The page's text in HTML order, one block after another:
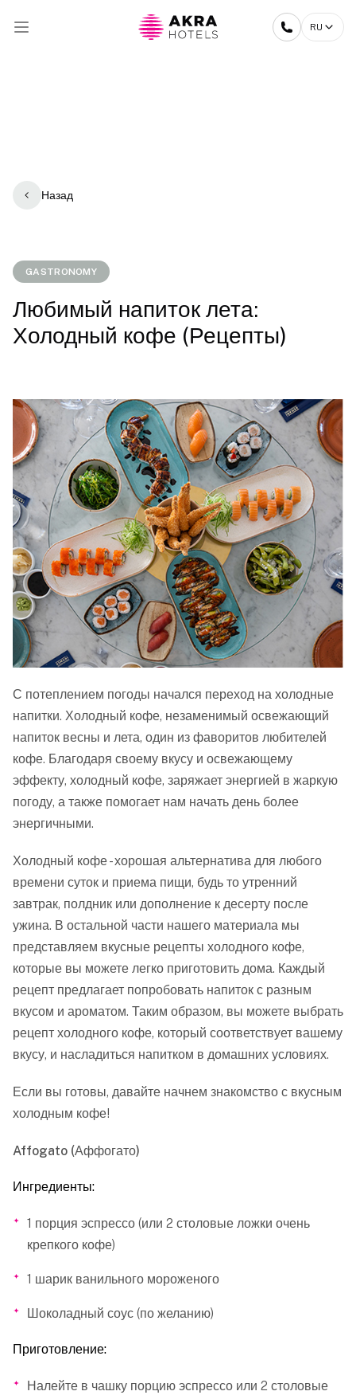
RU
Назад
GASTRONOMY
Любимый напиток лета:
Холодный кофе (Рецепты)
С потеплением погоды начался переход на холодные
напитки. Холодный кофе, незаменимый освежающий
напиток весны и лета, один из фаворитов любителей
кофе. Благодаря своему вкусу и освежающему
эффекту, холодный кофе, заряжает энергией в жаркую
погоду, а также помогает нам начать день более
энергичными.
Холодный кофе - хорошая альтернатива для любого
времени суток и приема пищи, будь то утренний
завтрак, полдник или дополнение к десерту после
ужина. В остальной части нашего материала мы
представляем вкусные рецепты холодного кофе,
которые вы можете легко приготовить дома. Каждый
рецепт предлагает попробовать напиток с разным
вкусом и ароматом. Таким образом, вы можете выбрать
рецепт холодного кофе, который соответствует вашему
вкусу, и насладиться напитком в домашних условиях.
Если вы готовы, давайте начнем знакомство с вкусным
холодным кофе!
Affogato (Аффогато)
Ингредиенты:
1 порция эспрессо (или 2 столовые ложки очень
крепкого кофе)
1 шарик ванильного мороженого
Шоколадный соус (по желанию)
Приготовление:
Налейте в чашку порцию эспрессо или 2 столовые